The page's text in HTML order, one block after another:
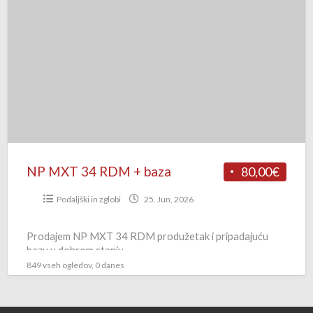
80,00€
NP MXT 34 RDM + baza
Podaljški in zglobi 25. Jun, 2026
Prodajem NP MXT 34 RDM produžetak i pripadajuću
bazu u dobrom stanju.
849 vseh ogledov, 0 danes